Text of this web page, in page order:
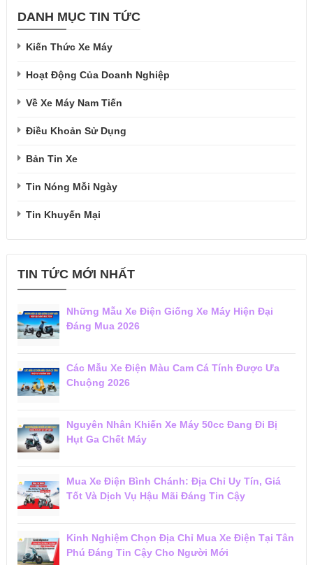
DANH MỤC TIN TỨC
Kiến Thức Xe Máy
Hoạt Động Của Doanh Nghiệp
Về Xe Máy Nam Tiến
Điều Khoản Sử Dụng
Bản Tin Xe
Tin Nóng Mỗi Ngày
Tin Khuyến Mại
TIN TỨC MỚI NHẤT
Những Mẫu Xe Điện Giống Xe Máy Hiện Đại
Đáng Mua 2026
Các Mẫu Xe Điện Màu Cam Cá Tính Được Ưa
Chuộng 2026
Nguyên Nhân Khiến Xe Máy 50cc Đang Đi Bị
Hụt Ga Chết Máy
Mua Xe Điện Bình Chánh: Địa Chỉ Uy Tín, Giá
Tốt Và Dịch Vụ Hậu Mãi Đáng Tin Cậy
Kinh Nghiệm Chọn Địa Chỉ Mua Xe Điện Tại Tân
Phú Đáng Tin Cậy Cho Người Mới